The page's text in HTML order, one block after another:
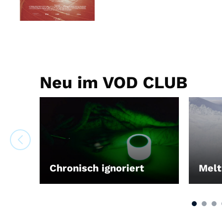
Neu im VOD CLUB
Chronisch ignoriert
LEIHEN Melt